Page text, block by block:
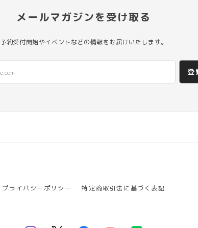
メールマガジンを受け取る
予約受付開始やイベントなどの情報をお届けいたします。
登
プライバシーポリシー 特定商取引法に基づく表記